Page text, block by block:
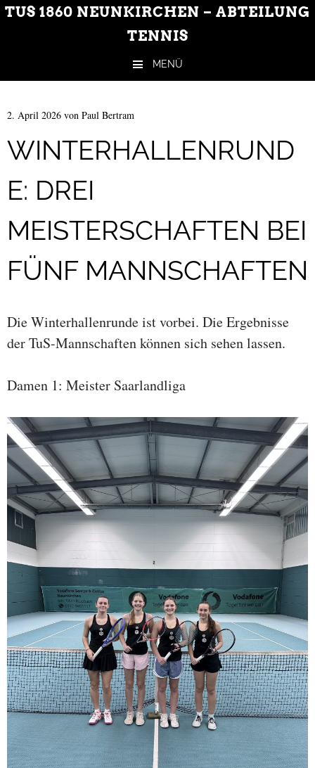
TUS 1860 NEUNKIRCHEN – ABTEILUNG
TENNIS
MENÜ
2. April 2026 von Paul Bertram
WINTERHALLENRUND
E: DREI
MEISTERSCHAFTEN BEI
FÜNF MANNSCHAFTEN
Die Winterhallenrunde ist vorbei. Die Ergebnisse
der TuS-Mannschaften können sich sehen lassen.
Damen 1: Meister Saarlandliga